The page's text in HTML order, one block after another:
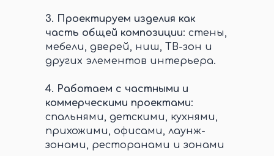
3. Проектируем изделия как
часть общей композиции: стены,
мебели, дверей, ниш, ТВ-зон и
других элементов интерьера.
4. Работаем с частными и
коммерческими проектами:
спальнями, детскими, кухнями,
прихожими, офисами, лаунж-
зонами, ресторанами и зонами